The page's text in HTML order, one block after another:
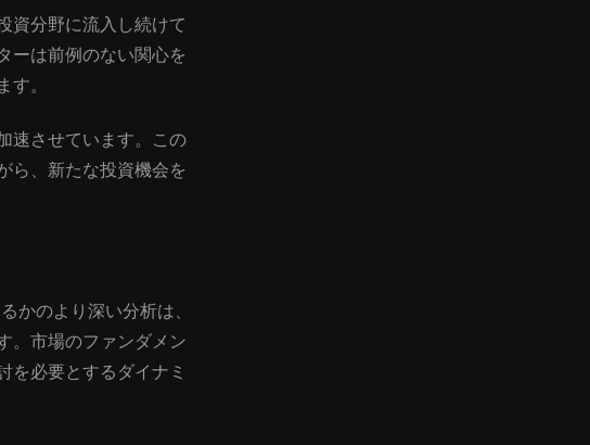
資分野に流入し続けて
ーは前例のない関心を
。
速させています。この
ら、新たな投資機会を
かのより深い分析は、
。市場のファンダメン
を必要とするダイナミ